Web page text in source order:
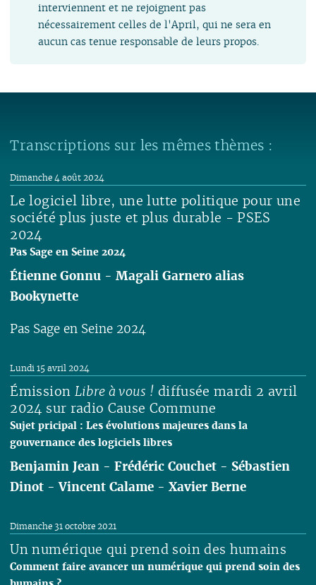
interviennent et ne rejoignent pas
nécessairement celles de l'April, qui ne sera en
aucun cas tenue responsable de leurs propos.
Transcriptions sur les mêmes thèmes :
Le logiciel libre, une lutte politique pour une
société plus juste et plus durable - PSES
2024
Pas Sage en Seine 2024
Dimanche 4 août 2024
Étienne Gonnu -Magali Garnero alias
Bookynette
Pas Sage en Seine 2024
Lire
Émission Libre à vous ! diffusée mardi 2 avril
2024 sur radio Cause Commune
Sujet pricipal : Les évolutions majeures dans la
gouvernance des logiciels libres
Lundi 15 avril 2024
Benjamin Jean -Frédéric Couchet - Sébastien
Dinot -Vincent Calame -Xavier Berne
Lire
Un numérique qui prend soin des humains
Comment faire avancer un numérique qui prend soin des
Dimanche 31 octobre 2021